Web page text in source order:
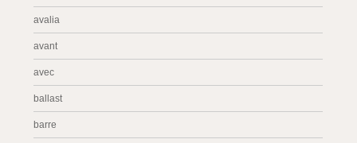
avalia
avant
avec
ballast
barre